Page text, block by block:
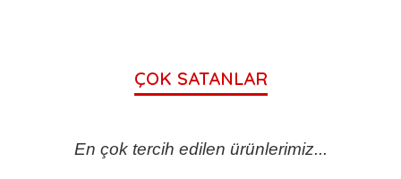
ÇOK SATANLAR
En çok tercih edilen ürünlerimiz...